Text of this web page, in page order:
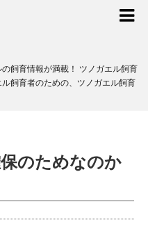
飼育情報が満載！ ツノガエル飼育
飼育者のための、ツノガエル飼育
のためなのか